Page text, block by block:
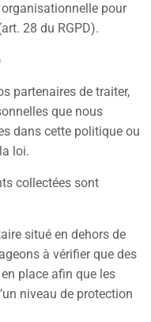
pour
28 du RGPD).
partenaires de traiter,
que nous
dans cette politique ou
loi.
collectées sont
situé en dehors de
à vérifier que des
place afin que les
niveau de protection